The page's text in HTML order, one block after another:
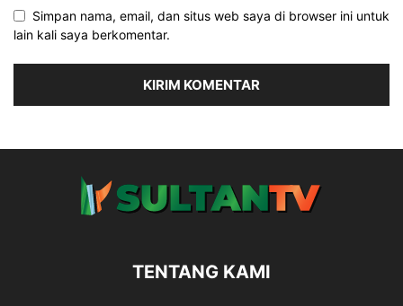
Simpan nama, email, dan situs web saya di browser ini untuk
lain kali saya berkomentar.
TENTANG KAMI